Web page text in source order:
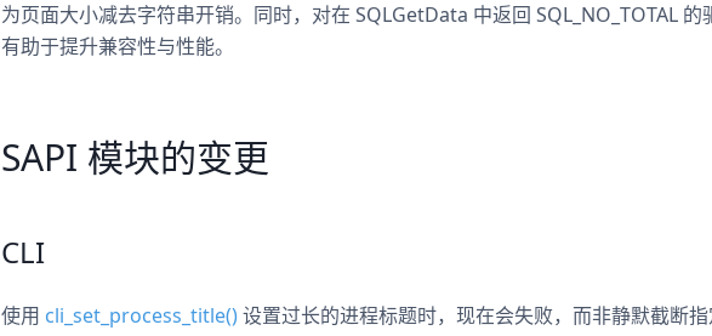
为页面大小减去字符串开销。同时，对在 SQLGetData 中返回 SQL_NO_TOTAL
有助于提升兼容性与性能。
SAPI 模块的变更
CLI
使用 cli_set_process_title()设置过长的进程标题时，现在会失败，而非静默截断指